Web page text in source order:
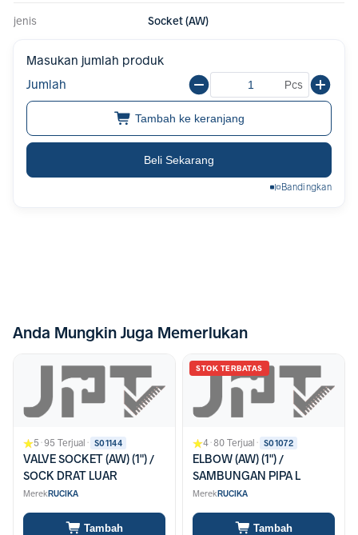
jenis Socket (AW)
Masukan jumlah produk
Jumlah
Pcs
Tambah ke keranjang
Beli Sekarang
Bandingkan
Anda Mungkin Juga Memerlukan
5·95 Terjual· S01144
VALVE SOCKET (AW) (1") /
SOCK DRAT LUAR
MerekRUCIKA
Tambah
STOK TERBATAS
4·80 Terjual· S01072
ELBOW (AW) (1") /
SAMBUNGAN PIPA L
MerekRUCIKA
Tambah